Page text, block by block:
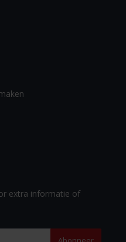
extra informatie of